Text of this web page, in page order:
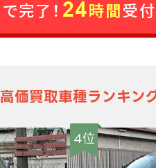
高価買取車種ランキン
4位